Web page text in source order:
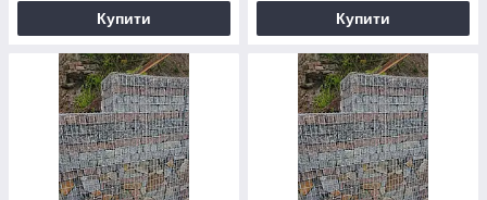
Купити Купити